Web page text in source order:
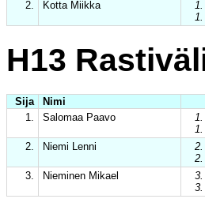
2.
Kotta Miikka 1.
1.
H13
Sija Nimi
1.
Salomaa Paavo 1.
1.
2.
Niemi Lenni 2.
2.
3.
Nieminen Mikael 3.
3.